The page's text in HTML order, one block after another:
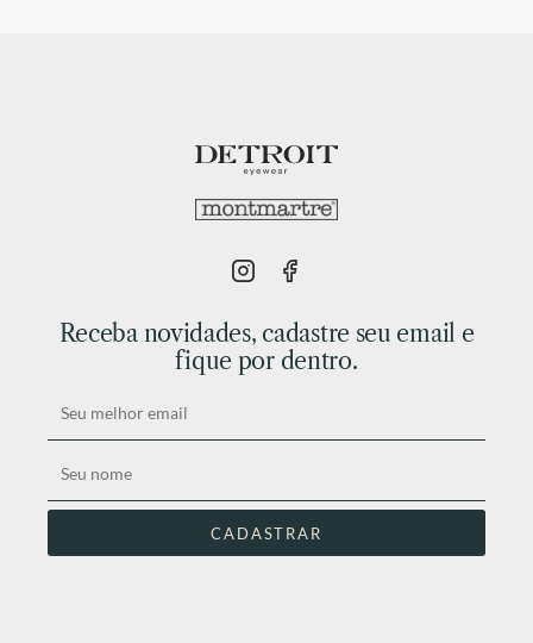
Receba novidades, cadastre seu email e
fique por dentro.